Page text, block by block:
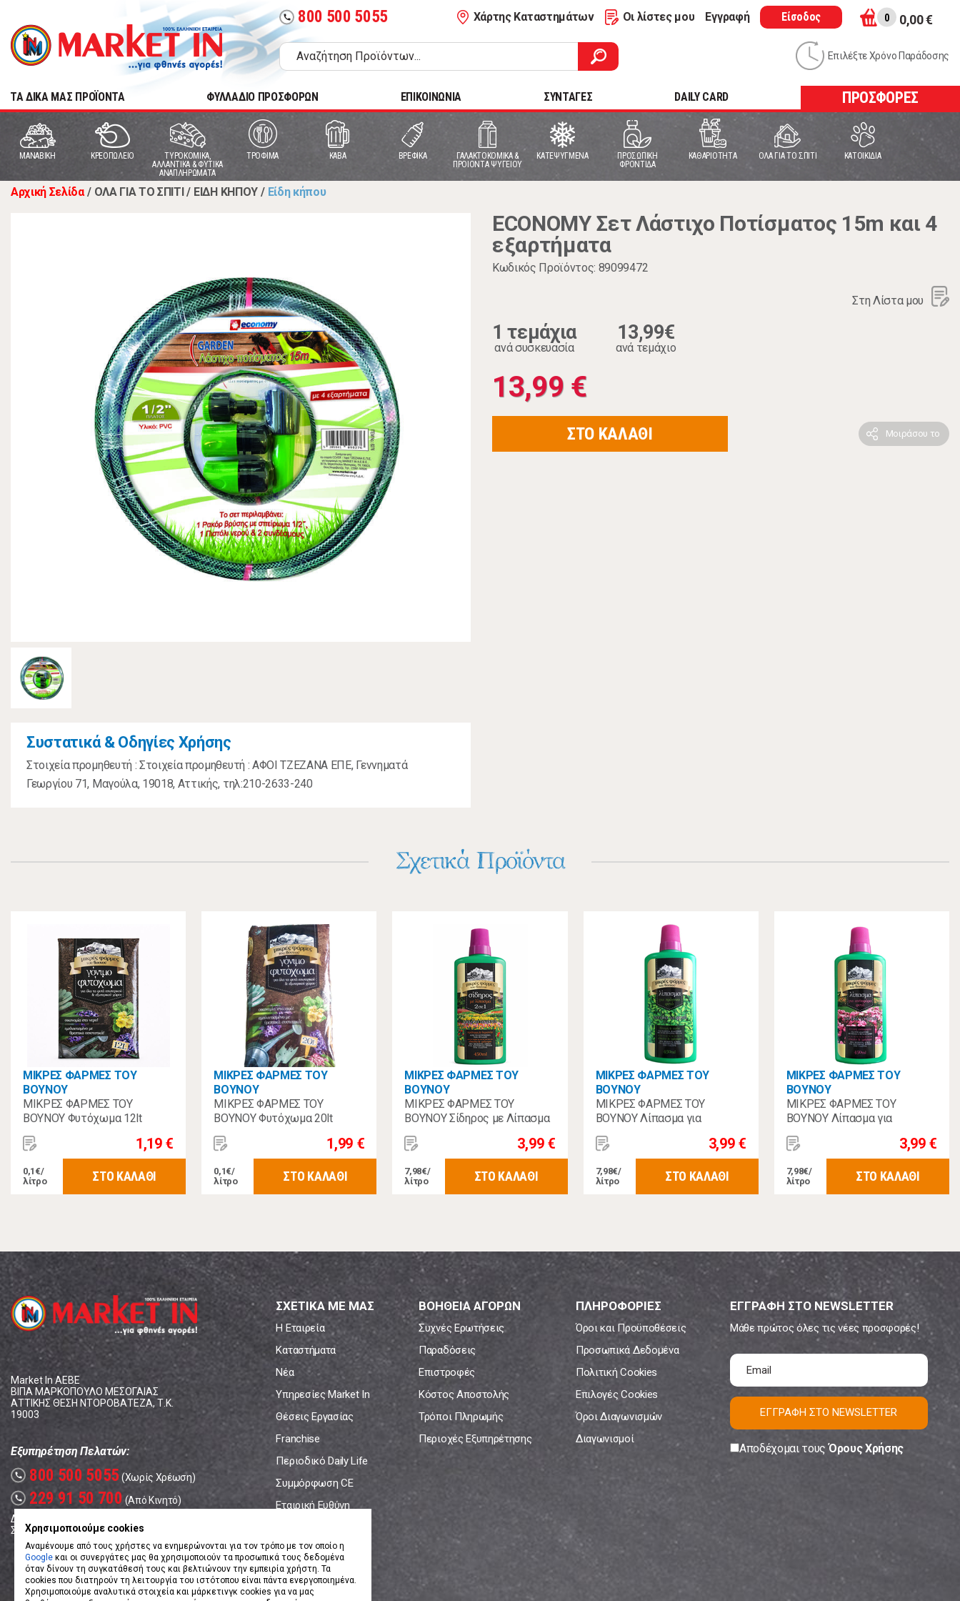
call 800 500 5055 Χάρτης Καταστημάτων Οι λίστες μου Εγγραφή Είσοδος 0 0,00 €
Επιλέξτε Χρόνο Παράδοσης
TA ΔΙΚΑ ΜΑΣ ΠΡΟΪΟΝΤΑ ΦΥΛΛΑΔΙΟ ΠΡΟΣΦΟΡΩΝ ΕΠΙΚΟΙΝΩΝΙΑ ΣΥΝΤΑΓΕΣ DAILY CARD ΠΡΟΣΦΟΡΕΣ
MANABIKH ΚΡΕΟΠΩΛΕΙΟ
ΤΥΡΟΚΟΜΙΚΑ,
ΑΛΛΑΝΤΙΚΑ & ΦΥΤΙΚΑ
ΑΝΑΠΛΗΡΩΜΑΤΑ
ΤΡΟΦΙΜΑ ΚΑΒΑ ΒΡΕΦΙΚΑ
ΓΑΛΑΚΤΟΚΟΜΙΚΑ &
ΠΡΟΙΟΝΤΑ ΨΥΓΕΙΟΥ
ΚΑΤΕΨΥΓΜΕΝΑ
ΠΡΟΣΩΠΙΚΗ
ΦΡΟΝΤΙΔΑ
ΚΑΘΑΡΙΟΤΗΤΑ ΟΛΑ ΓΙΑ ΤΟ ΣΠΙΤΙ ΚΑΤΟΙΚΙΔΙΑ
Αρχική Σελίδα / ΟΛΑ ΓΙΑ ΤΟ ΣΠΙΤΙ / ΕΙΔΗ ΚΗΠΟΥ / Είδη κήπου
ECONOMY Σετ Λάστιχο Ποτίσματος 15m και 4
εξαρτήματα
Κωδικός Προϊόντος: 89099472
Στη Λίστα μου
1 τεμάχια
ανά συσκευασία
13,99€
ανά τεμάχιο
13,99 €
ΣΤΟ ΚΑΛΑΘΙ Μοιράσου το
Συστατικά & Οδηγίες Χρήσης
Στοιχεία προμηθευτή : Στοιχεία προμηθευτή : ΑΦΟΙ ΤΖΕΖΑΝΑ ΕΠΕ, Γεννηματά
Γεωργίου 71, Μαγούλα, 19018, Αττικής, τηλ:210-2633-240
Σχετικά Προϊόντα
ΜΙΚΡΕΣ ΦΑΡΜΕΣ ΤΟΥ
ΒΟΥΝΟΥ
ΜΙΚΡΕΣ ΦΑΡΜΕΣ ΤΟΥ
ΒΟΥΝΟΥ Φυτόχωμα 12lt
1,19 €
0,1€/
λίτρο
ΣΤΟ ΚΑΛΑΘΙ
ΜΙΚΡΕΣ ΦΑΡΜΕΣ ΤΟΥ
ΒΟΥΝΟΥ
ΜΙΚΡΕΣ ΦΑΡΜΕΣ ΤΟΥ
ΒΟΥΝΟΥ Φυτόχωμα 20lt
1,99 €
0,1€/
λίτρο
ΣΤΟ ΚΑΛΑΘΙ
ΜΙΚΡΕΣ ΦΑΡΜΕΣ ΤΟΥ
ΒΟΥΝΟΥ
ΜΙΚΡΕΣ ΦΑΡΜΕΣ ΤΟΥ
ΒΟΥΝΟΥ Σίδηρος με Λίπασμα
450ml
3,99 €
7,98€/
λίτρο
ΣΤΟ ΚΑΛΑΘΙ
ΜΙΚΡΕΣ ΦΑΡΜΕΣ ΤΟΥ
ΒΟΥΝΟΥ
ΜΙΚΡΕΣ ΦΑΡΜΕΣ ΤΟΥ
ΒΟΥΝΟΥ Λίπασμα για
Πράσινα Φυτά 450ml
3,99 €
7,98€/
λίτρο
ΣΤΟ ΚΑΛΑΘΙ
ΜΙΚΡΕΣ ΦΑΡΜΕΣ ΤΟΥ
ΒΟΥΝΟΥ
ΜΙΚΡΕΣ ΦΑΡΜΕΣ ΤΟΥ
ΒΟΥΝΟΥ Λίπασμα για
Ανθοφόρα Φυτά 450ml
3,99 €
7,98€/
λίτρο
ΣΤΟ ΚΑΛΑΘΙ
Market In ΑΕΒΕ
ΒΙΠΑ ΜΑΡΚΟΠΟΥΛΟ ΜΕΣΟΓΑΙΑΣ
ΑΤΤΙΚΗΣ ΘΕΣΗ ΝΤΟΡΟΒΑΤΕΖΑ, Τ.Κ.
19003
Εξυπηρέτηση Πελατών:
call 800 500 5055 (Χωρίς Χρέωση)
call 229 91 50 700 (Από Κινητό)
Δευτέρα - Παρασκευή: 08:00 - 17:00
Σάββατο: 08:00 – 14:00
ΣΧΕΤΙΚΑ ΜΕ ΜΑΣ
Η Εταιρεία
Καταστήματα
Νέα
Υπηρεσίες Market In
Θέσεις Εργασίας
Franchise
Περιοδικό Daily Life
Συμμόρφωση CE
Εταιρική Ευθύνη
ΒΟΗΘΕΙΑ ΑΓΟΡΩΝ
Συχνές Ερωτήσεις
Παραδόσεις
Επιστροφές
Κόστος Αποστολής
Τρόποι Πληρωμής
Περιοχές Εξυπηρέτησης
ΠΛΗΡΟΦΟΡΙΕΣ
Όροι και Προϋποθέσεις
Προσωπικά Δεδομένα
Πολιτική Cookies
Επιλογές Cookies
Όροι Διαγωνισμών
Διαγωνισμοί
ΕΓΓΡΑΦΗ ΣΤΟ NEWSLETTER
Μάθε πρώτος όλες τις νέες προσφορές!
ΕΓΓΡΑΦΗ ΣΤΟ NEWSLETTER
Αποδέχομαι τουςΌρους Χρήσης
Χρησιμοποιούμε cookies
Αναμένουμε από τους χρήστες να ενημερώνονται για τον τρόπο με τον οποίο η
Google και οι συνεργάτες μας θα χρησιμοποιούν τα προσωπικά τους δεδομένα
όταν δίνουν τη συγκατάθεσή τους και βελτιώνουν την εμπειρία χρήστη. Τα
cookies που διατηρούν τη λειτουργία του ιστότοπου είναι πάντα ενεργοποιημένα.
Χρησιμοποιούμε αναλυτικά στοιχεία και μάρκετινγκ cookies για να μας